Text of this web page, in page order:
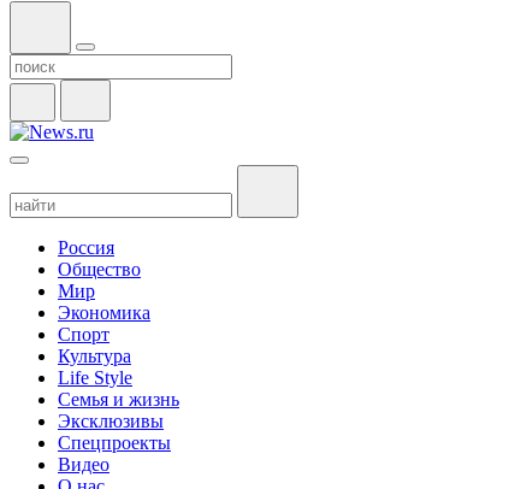
Россия
Общество
Мир
Экономика
Спорт
Культура
Life Style
Семья и жизнь
Эксклюзивы
Спецпроекты
Видео